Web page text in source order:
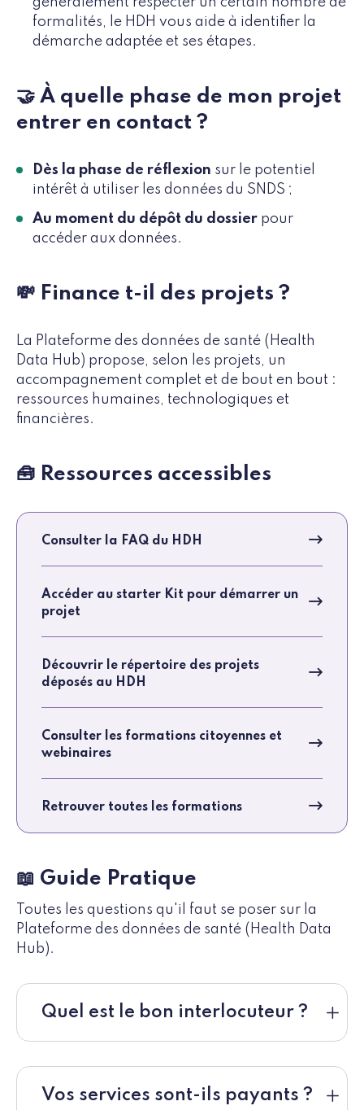
formalités, le HDH vous aide à identifier la
démarche adaptée et ses étapes.
🤝 À quelle phase de mon projet
entrer en contact ?
Dès la phase de réflexion sur le potentiel
intérêt à utiliser les données du SNDS ;
Au moment du dépôt du dossier pour
accéder aux données.
💸 Finance t-il des projets ?
La Plateforme des données de santé (Health
Data Hub) propose, selon les projets, un
accompagnement complet et de bout en bout :
ressources humaines, technologiques et
financières.
🧰 Ressources accessibles
Consulter la FAQ du HDH
Accéder au starter Kit pour démarrer un
projet
Découvrir le répertoire des projets
déposés au HDH
Consulter les formations citoyennes et
webinaires
Retrouver toutes les formations
📖 Guide Pratique
Toutes les questions qu'il faut se poser sur la
Plateforme des données de santé (Health Data
Hub).
Quel est le bon interlocuteur ?
Vos services sont-ils payants ?